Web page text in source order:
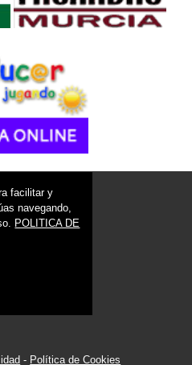
- Política de Cookies
facilitar y
navegando,
POLITICA DE